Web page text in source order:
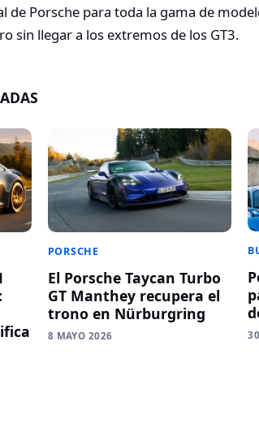
de Porsche para toda la gama de
sin llegar a los extremos de los GT3.
PORSCHE
El Porsche Taycan Turbo
GT Manthey recupera el
trono en Nürburgring
8 MAYO 2026